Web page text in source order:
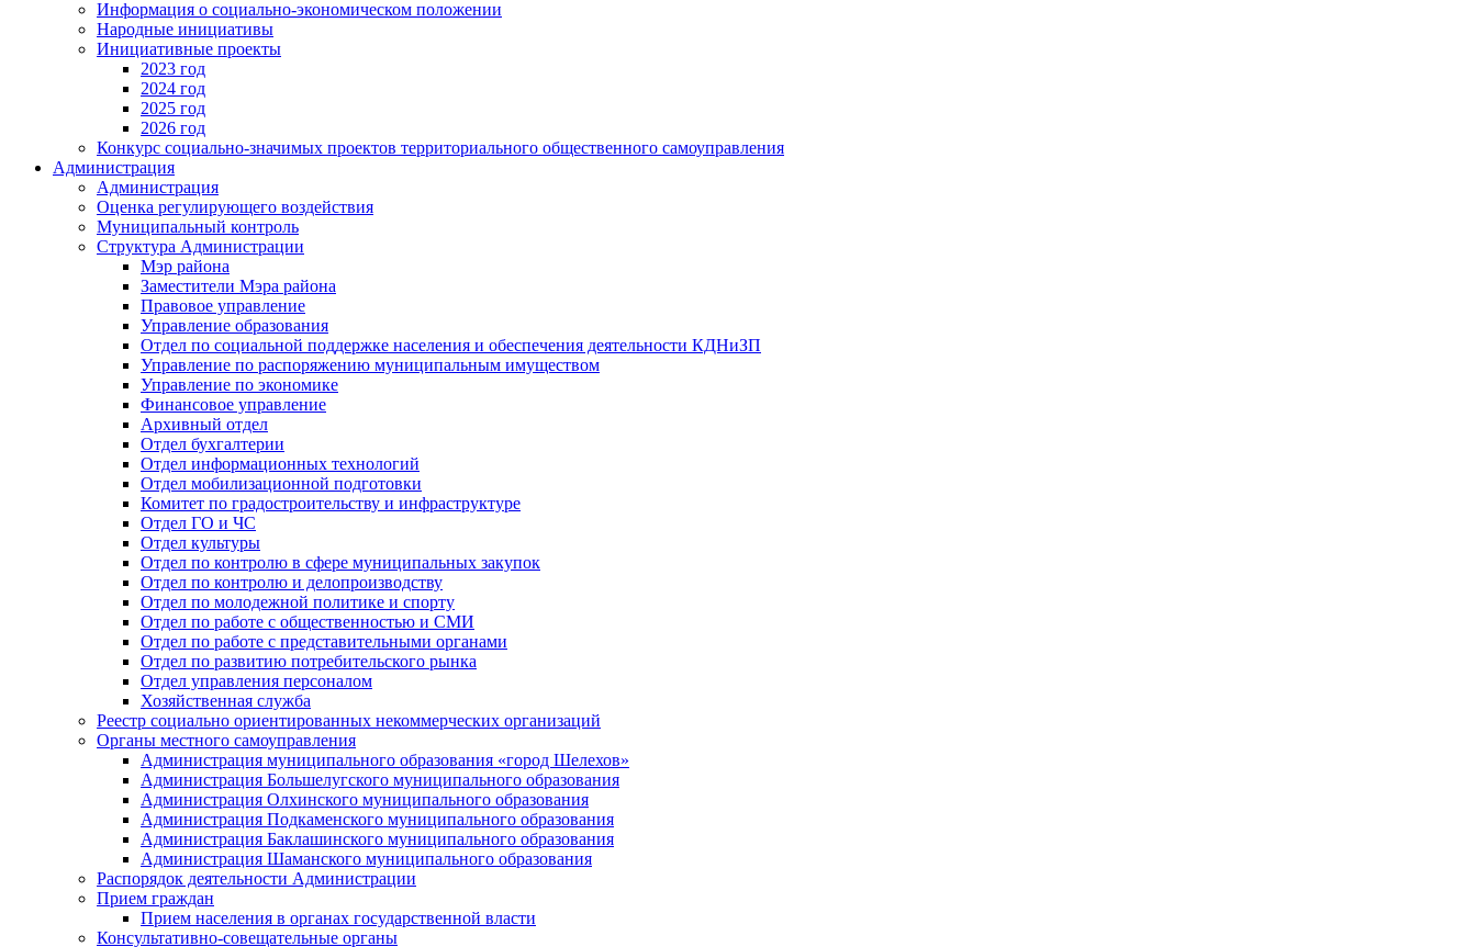
Информация о социально-экономическом положении
Народные инициативы
Инициативные проекты
2023 год
2024 год
2025 год
2026 год
Конкурс социально-значимых проектов территориального общественного самоуправления
Администрация
Администрация
Оценка регулирующего воздействия
Муниципальный контроль
Структура Администрации
Мэр района
Заместители Мэра района
Правовое управление
Управление образования
Отдел по социальной поддержке населения и обеспечения деятельности КДНиЗП
Управление по распоряжению муниципальным имуществом
Управление по экономике
Финансовое управление
Архивный отдел
Отдел бухгалтерии
Отдел информационных технологий
Отдел мобилизационной подготовки
Комитет по градостроительству и инфраструктуре
Отдел ГО и ЧС
Отдел культуры
Отдел по контролю в сфере муниципальных закупок
Отдел по контролю и делопроизводству
Отдел по молодежной политике и спорту
Отдел по работе с общественностью и СМИ
Отдел по работе с представительными органами
Отдел по развитию потребительского рынка
Отдел управления персоналом
Хозяйственная служба
Реестр социально ориентированных некоммерческих организаций
Органы местного самоуправления
Администрация муниципального образования «город Шелехов»
Администрация Большелугского муниципального образования
Администрация Олхинского муниципального образования
Администрация Подкаменского муниципального образования
Администрация Баклашинского муниципального образования
Администрация Шаманского муниципального образования
Распорядок деятельности Администрации
Прием граждан
Прием населения в органах государственной власти
Консультативно-совещательные органы